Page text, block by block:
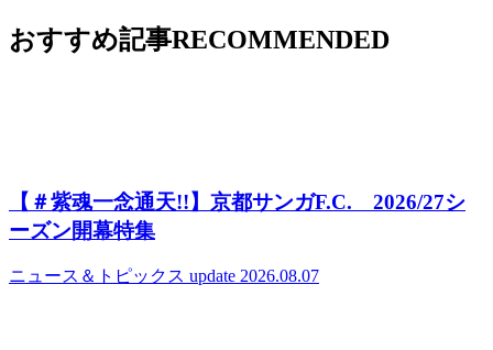
おすすめ記事RECOMMENDED
【＃紫魂一念通天!!】京都サンガF.C. 2026/27シ
ーズン開幕特集
ニュース＆トピックス update 2026.08.07